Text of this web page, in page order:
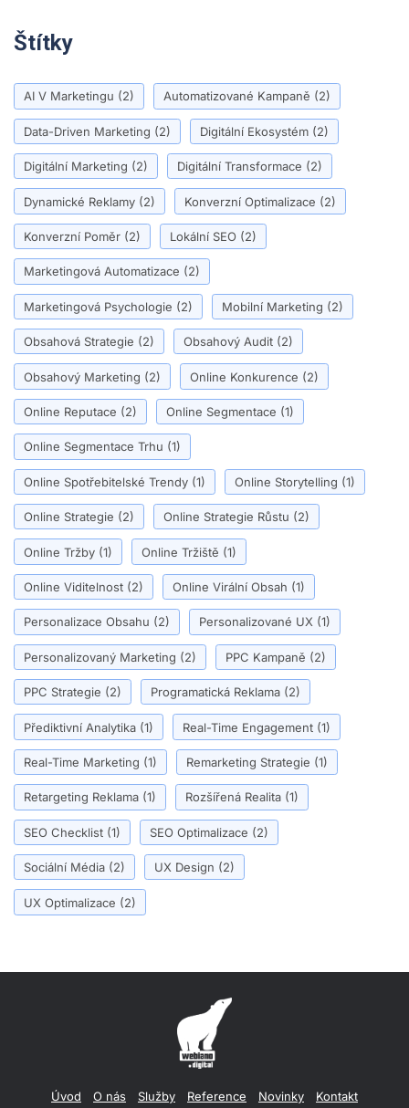
Štítky
AI V Marketingu (2) Automatizované Kampaně (2)
Data-Driven Marketing (2) Digitální Ekosystém (2)
Digitální Marketing (2) Digitální Transformace (2)
Dynamické Reklamy (2) Konverzní Optimalizace (2)
Konverzní Poměr (2) Lokální SEO (2)
Marketingová Automatizace (2)
Marketingová Psychologie (2) Mobilní Marketing (2)
Obsahová Strategie (2) Obsahový Audit (2)
Obsahový Marketing (2) Online Konkurence (2)
Online Reputace (2) Online Segmentace (1)
Online Segmentace Trhu (1)
Online Spotřebitelské Trendy (1) Online Storytelling (1)
Online Strategie (2) Online Strategie Růstu (2)
Online Tržby (1) Online Tržiště (1)
Online Viditelnost (2) Online Virální Obsah (1)
Personalizace Obsahu (2) Personalizované UX (1)
Personalizovaný Marketing (2) PPC Kampaně (2)
PPC Strategie (2) Programatická Reklama (2)
Přediktivní Analytika (1) Real-Time Engagement (1)
Real-Time Marketing (1) Remarketing Strategie (1)
Retargeting Reklama (1) Rozšířená Realita (1)
SEO Checklist (1) SEO Optimalizace (2)
Sociální Média (2) UX Design (2)
UX Optimalizace (2)
Úvod O nás Služby Reference Novinky Kontakt